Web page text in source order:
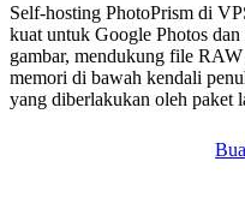
Self-hosting PhotoPrism di
kuat untuk Google Photos
gambar, mendukung file
memori di bawah kendali
yang diberlakukan oleh paket